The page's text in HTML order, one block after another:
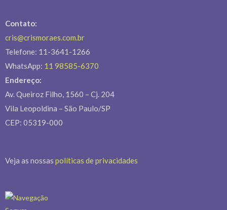
Contato:
cris@crismoraes.com.br
Telefone: 11-3641-1266
WhatsApp: 11 98585-6370
Endereço:
Av. Queiroz Filho, 1560 – Cj. 204
Vila Leopoldina – São Paulo/SP
CEP: 05319-000
Veja as nossas políticas de privacidades